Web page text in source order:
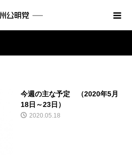
今週の主な予定 （2020年5月
18日～23日）
2020.05.18